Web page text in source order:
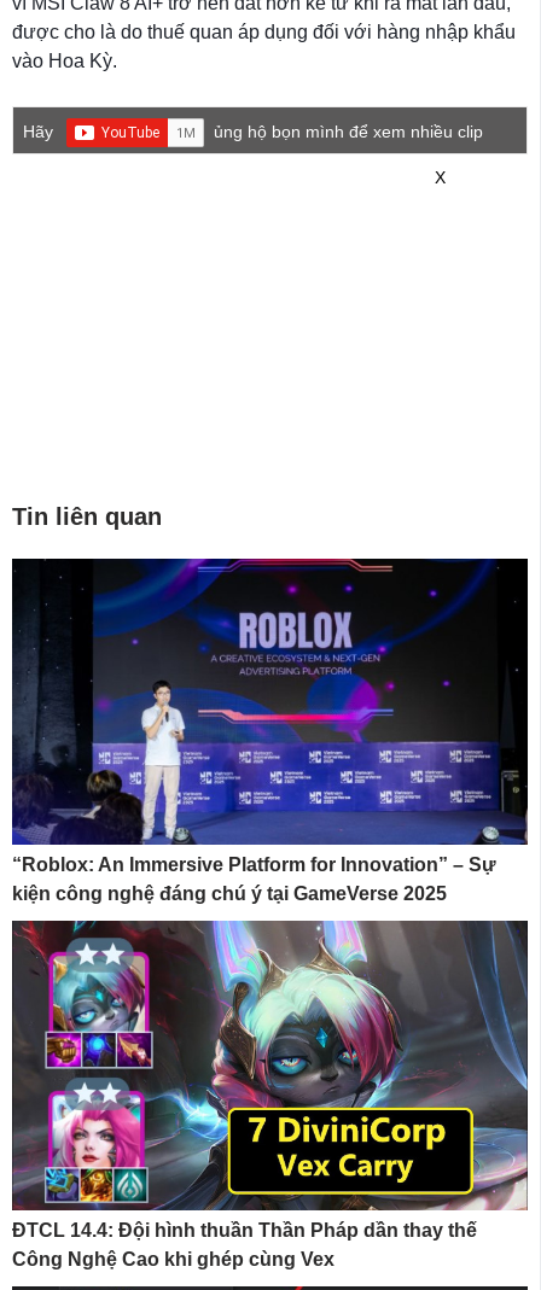
được cho là do thuế quan áp dụng đối với hàng nhập khẩu
vào Hoa Kỳ.
Hãy
ủng hộ bọn mình để xem nhiều clip
X
Tin liên quan
“Roblox: An Immersive Platform for Innovation” – Sự
kiện công nghệ đáng chú ý tại GameVerse 2025
ĐTCL 14.4: Đội hình thuần Thần Pháp dần thay thế
Công Nghệ Cao khi ghép cùng Vex